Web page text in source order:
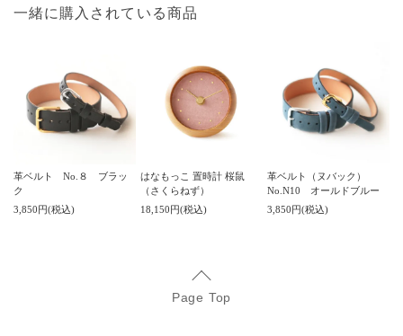
一緒に購入されている商品
革ベルト No.８ ブラッ
ク
3,850円(税込)
はなもっこ 置時計 桜鼠
（さくらねず）
18,150円(税込)
革ベルト（ヌバック）
No.N10 オールドブルー
3,850円(税込)
Page Top